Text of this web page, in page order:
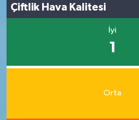
Çiftlik Hava Kalitesi
İyi
1
Orta